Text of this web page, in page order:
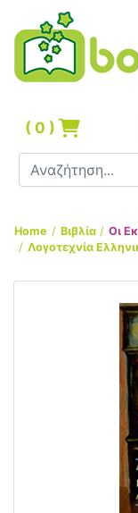
( 0 )
Home Βιβλία Οι
Λογοτεχνία